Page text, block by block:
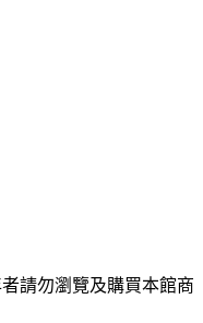
請勿瀏覽及購買本館商